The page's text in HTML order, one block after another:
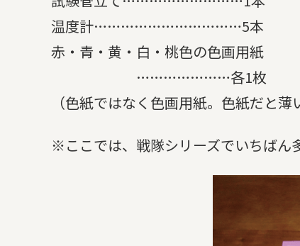
温度計……………………………5本
赤・青・黄・白・桃色の色画用紙
…………………各1枚
（色紙ではなく色画用紙。色紙だと薄
※ここでは、戦隊シリーズでいちばん